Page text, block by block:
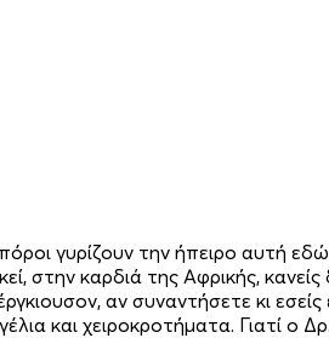
γυρίζουν την ήπειρο αυτή
στην καρδιά της Αφρικής,
αν συναντήσετε κι
και χειροκροτήματα. Γιατί ο